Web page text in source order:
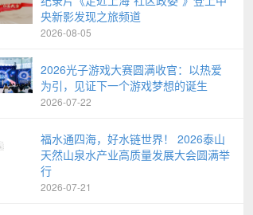
央新影发现之旅频道
2026-08-05
2026光子游戏大赛圆满收官：以热爱
为引，见证下一个游戏梦想的诞生
2026-07-22
福水通四海，好水链世界！ 2026泰山
天然山泉水产业高质量发展大会圆满举
行
2026-07-21